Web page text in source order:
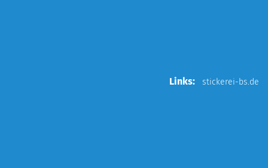
Links: stickerei-bs.de